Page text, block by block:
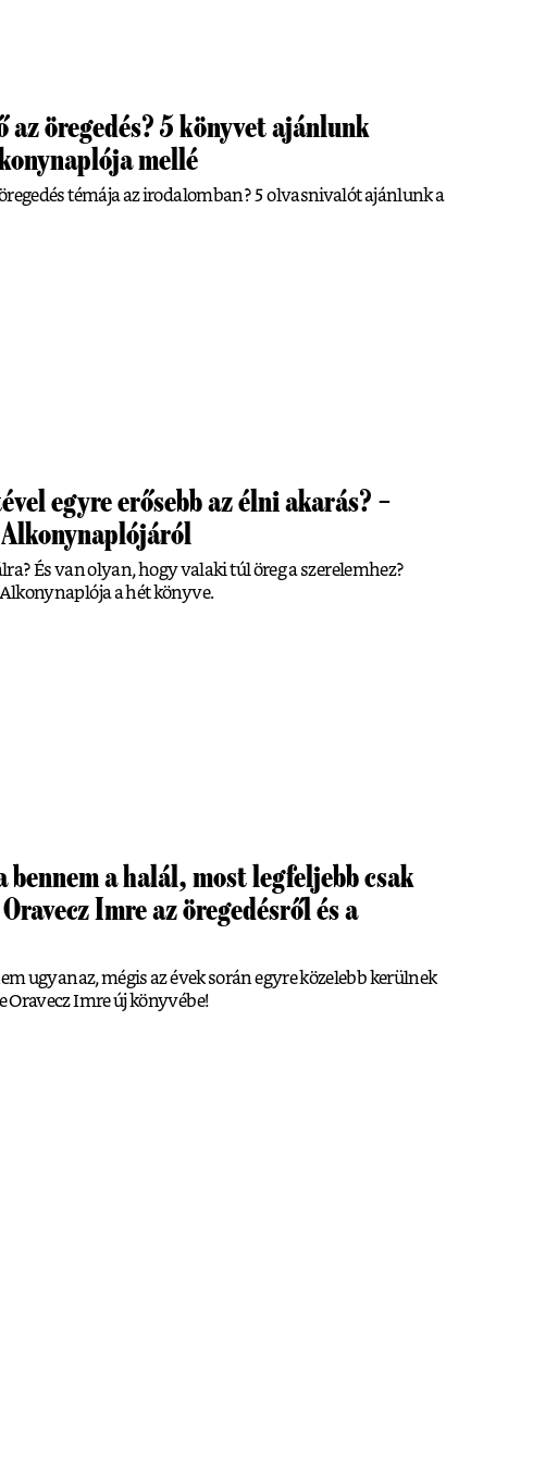
az öregedés? 5 könyvet ajánlunk
mellé
témája az irodalomban? 5 olvasnivalót ajánlunk a
egyre erősebb az élni akarás? –
És van olyan, hogy valaki túl öreg a szerelemhez?
a hét könyve.
bennem a halál, most legfeljebb csak
Imre az öregedésről és a
ugyanaz, mégis az évek során egyre közelebb kerülnek
Oravecz Imre új könyvébe!